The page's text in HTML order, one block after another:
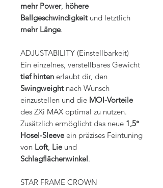
mehr Power, höhere
Ballgeschwindigkeitund letztlich
mehr Länge.
ADJUSTABILITY (Einstellbarkeit)
Ein einzelnes, verstellbares Gewicht
tief hinten erlaubt dir, den
Swingweightnach Wunsch
einzustellen und die MOI-Vorteile
des ZXi MAX optimal zu nutzen.
Zusätzlich ermöglicht das neue 1,5°
Hosel-Sleeveein präzises Feintuning
von Loft, Lieund
Schlagflächenwinkel.
STAR FRAME CROWN